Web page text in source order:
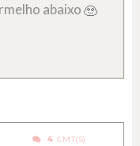
abaixo
4